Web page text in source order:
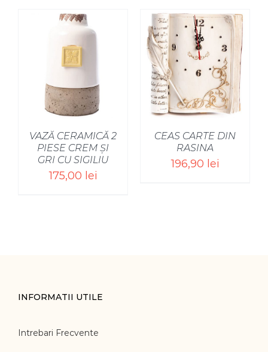
VAZĂ CERAMICĂ 2
PIESE CREM ȘI
GRI CU SIGILIU
175,00 lei
CEAS CARTE DIN
RASINA
196,90 lei
INFORMATII UTILE
Intrebari Frecvente